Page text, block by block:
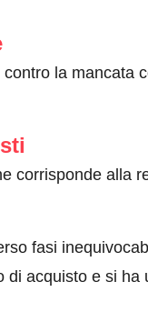
la mancata
corrisponde alla
fasi
di acquisto e si ha